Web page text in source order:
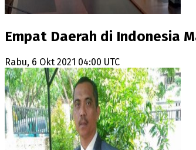
Empat Daerah di Indonesia
Rabu, 6 Okt 2021 04:00 UTC